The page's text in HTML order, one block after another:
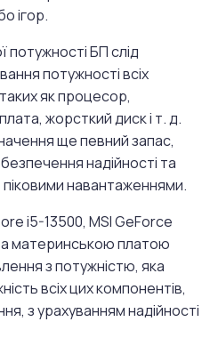
ігор.
потужності БП слід
потужності всіх
як процесор,
жорсткий диск і т. д.
ще певний запас,
надійності та
навантаженнями.
i5-13500, MSI GeForce
материнською платою
з потужністю, яка
всіх цих компонентів,
з урахуванням надійності